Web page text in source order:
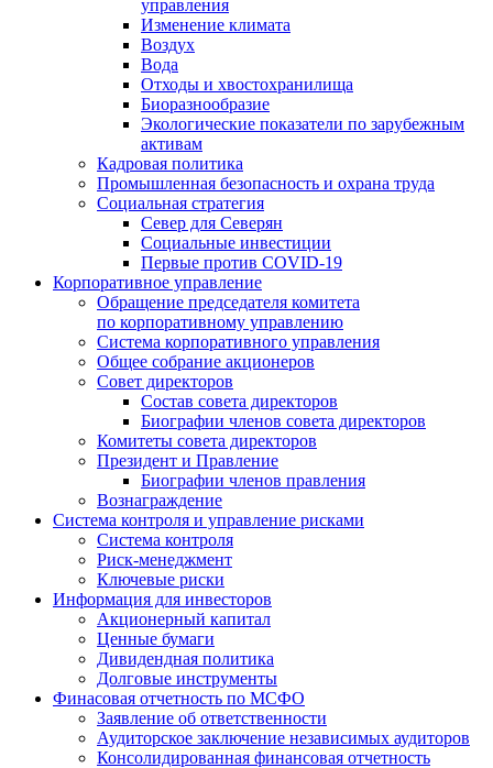
управления
Изменение климата
Воздух
Вода
Отходы и хвостохранилища
Биоразнообразие
Экологические показатели по зарубежным
активам
Кадровая политика
Промышленная безопасность и охрана труда
Социальная стратегия
Север для Северян
Социальные инвестиции
Первые против COVID‑19
Корпоративное управление
Обращение председателя комитета
по корпоративному управлению
Система корпоративного управления
Общее собрание акционеров
Совет директоров
Состав совета директоров
Биографии членов совета директоров
Комитеты совета директоров
Президент и Правление
Биографии членов правления
Вознаграждение
Система контроля и управление рисками
Система контроля
Риск-менеджмент
Ключевые риски
Информация для инвесторов
Акционерный капитал
Ценные бумаги
Дивидендная политика
Долговые инструменты
Финасовая отчетность по МСФО
Заявление об ответственности
Аудиторское заключение независимых аудиторов
Консолидированная финансовая отчетность